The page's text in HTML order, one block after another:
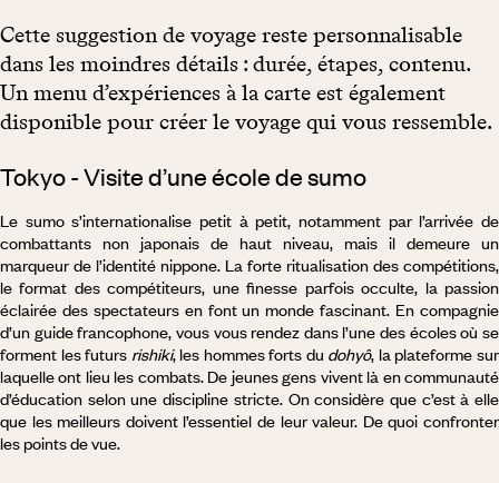
Cette suggestion de voyage reste personnalisable
dans les moindres détails : durée, étapes, contenu.
Un menu d’expériences à la carte est également
disponible pour créer le voyage qui vous ressemble.
Tokyo - Visite d’une école de sumo
Le sumo s’internationalise petit à petit, notamment par l’arrivée de
combattants non japonais de haut niveau, mais il demeure un
marqueur de l’identité nippone. La forte ritualisation des compétitions,
le format des compétiteurs, une finesse parfois occulte, la passion
éclairée des spectateurs en font un monde fascinant. En compagnie
d’un guide francophone, vous vous rendez dans l’une des écoles où se
forment les futurs rishiki, les hommes forts du dohyô, la plateforme sur
laquelle ont lieu les combats. De jeunes gens vivent là en communauté
d’éducation selon une discipline stricte. On considère que c’est à elle
que les meilleurs doivent l’essentiel de leur valeur. De quoi confronter
les points de vue.